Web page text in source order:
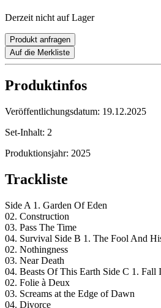
Derzeit nicht auf Lager
Produkt anfragen
Auf die Merkliste
Produktinfos
Veröffentlichungsdatum: 19.12.2025
Set-Inhalt: 2
Produktionsjahr: 2025
Trackliste
Side A 1. Garden Of Eden
02. Construction
03. Pass The Time
04. Survival Side B 1. The Fool And
02. Nothingness
03. Near Death
04. Beasts Of This Earth Side C 1. Fall
02. Folie à Deux
03. Screams at the Edge of Dawn
04. Divorce